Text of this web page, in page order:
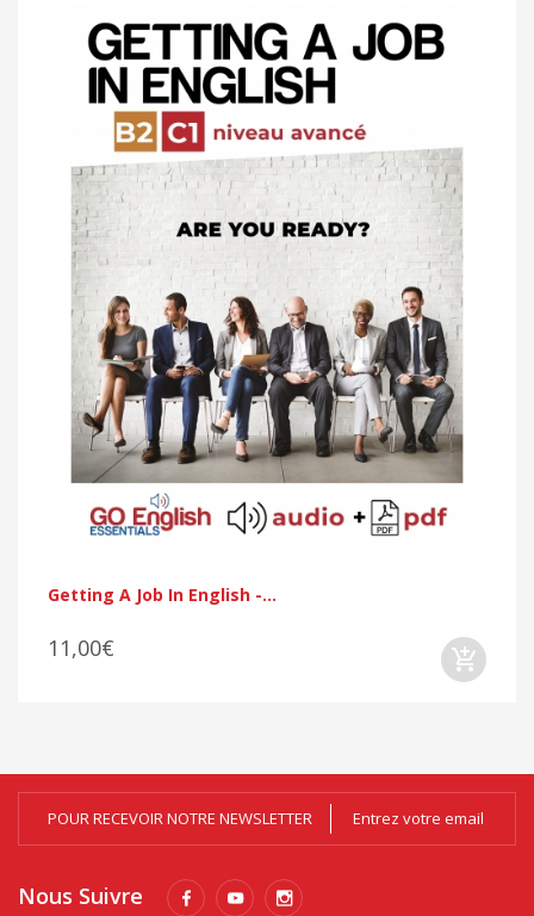
Getting A Job In English -...
11,00€
POUR RECEVOIR NOTRE NEWSLETTER
Nous Suivre